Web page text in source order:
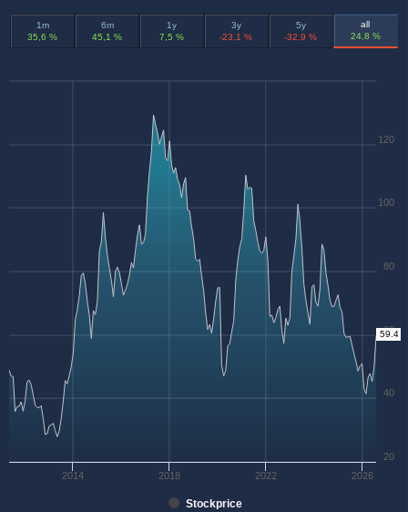
1m
35,6 %
6m
45,1 %
1y
7,5 %
3y
-23,1 %
5y
-32,9 %
all
24,8 %
Stockprice
2014 2018 2022 2026
20
40
60
80
100
120
59.4